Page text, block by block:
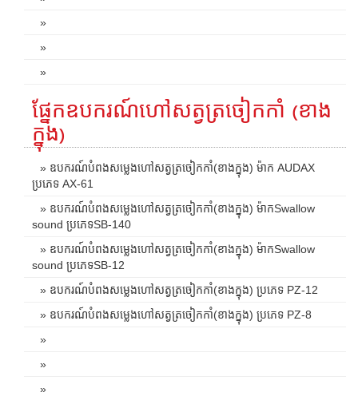
»
»
»
ផ្នែកឧបករណ៍ហៅសត្វត្រចៀកកាំ (ខាង
ក្នុង)
» ឧបករណ៍បំពងសម្លេងហៅសត្វត្រចៀកកាំ(ខាងក្នុង) ម៉ាក AUDAX
ប្រភេទ AX-61
» ឧបករណ៍បំពងសម្លេងហៅសត្វត្រចៀកកាំ(ខាងក្នុង) ម៉ាកSwallow
sound ប្រភេទSB-140
» ឧបករណ៍បំពងសម្លេងហៅសត្វត្រចៀកកាំ(ខាងក្នុង) ម៉ាកSwallow
sound ប្រភេទSB-12
» ឧបករណ៍បំពងសម្លេងហៅសត្វត្រចៀកកាំ(ខាងក្នុង) ប្រភេទ PZ-12
» ឧបករណ៍បំពងសម្លេងហៅសត្វត្រចៀកកាំ(ខាងក្នុង) ប្រភេទ PZ-8
»
»
»